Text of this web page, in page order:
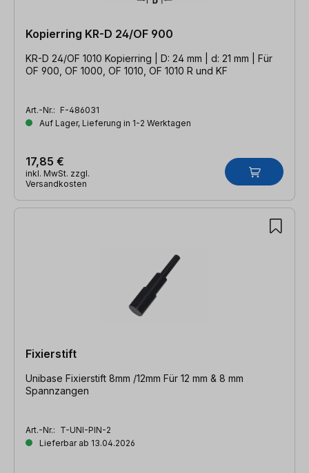
Kopierring KR-D 24/OF 900
KR-D 24/OF 1010 Kopierring | D: 24 mm | d: 21 mm | Für
OF 900, OF 1000, OF 1010, OF 1010 R und KF
Art.-Nr.: F-486031
Auf Lager, Lieferung in 1-2 Werktagen
17,85 €
inkl. MwSt. zzgl.
Versandkosten
Fixierstift
Unibase Fixierstift 8mm /12mm Für 12 mm & 8 mm
Spannzangen
Art.-Nr.: T-UNI-PIN-2
Lieferbar ab 13.04.2026